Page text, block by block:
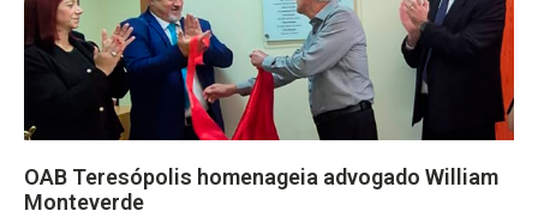
OAB Teresópolis homenageia advogado William
Monteverde